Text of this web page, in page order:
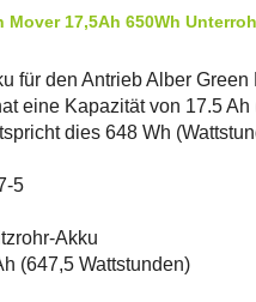
Mover 17,5Ah 650Wh
für den Antrieb Alber
eine Kapazität von 17.5
dies 648 Wh
5
Akku
(647,5 Wattstunden)